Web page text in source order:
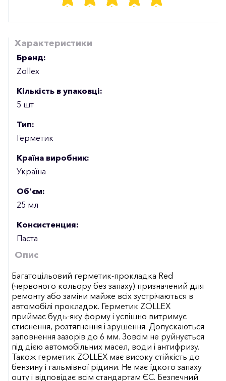
Характеристики
Бренд:
Zollex
Кількість в упаковці:
5 шт
Тип:
Герметик
Країна виробник:
Україна
Об'єм:
25 мл
Консистенция:
Паста
Опис
Багатоцільовий герметик-прокладка Red
(червоного кольору без запаху) призначений для
ремонту або заміни майже всіх зустрічаються в
автомобілі прокладок. Герметик ZOLLEX
приймає будь-яку форму і успішно витримує
стиснення, розтягнення і зрушення. Допускаються
заповнення зазорів до 6 мм. Зовсім не руйнується
під дією автомобільних масел, води і антифризу.
Також герметик ZOLLEX має високу стійкість до
бензину і гальмівної рідини. Не має їдкого запаху
оцту і відповідає всім стандартам ЄС. Безпечний